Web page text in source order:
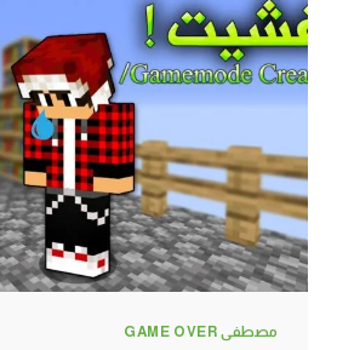
النذر
!!؟
مصطفى GAME OVER